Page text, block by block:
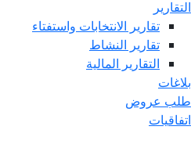
التقارير
تقارير الانتخابات واستفتاء
تقارير النشاط
التقارير المالية
بلاغات
طلب عروض
اتفاقيات